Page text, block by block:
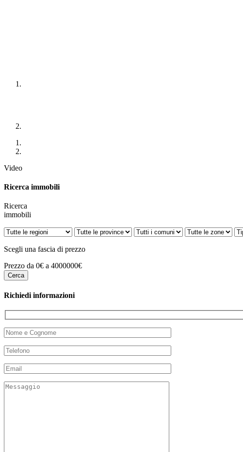
Video
Ricerca immobili
Ricerca
immobili
Scegli una fascia di prezzo
Prezzo da 0€ a 4000000€
Richiedi informazioni